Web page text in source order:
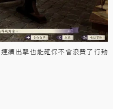
續出擊也能確保不會浪費了行動